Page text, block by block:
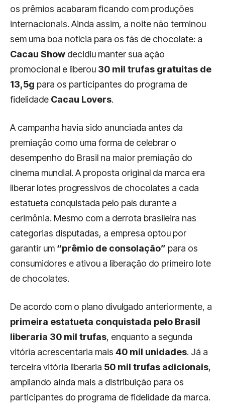
os prêmios acabaram ficando com produções
internacionais. Ainda assim, a noite não terminou
sem uma boa notícia para os fãs de chocolate: a
Cacau Show decidiu manter sua ação
promocional e liberou 30 mil trufas gratuitas de
13,5g para os participantes do programa de
fidelidade Cacau Lovers.
A campanha havia sido anunciada antes da
premiação como uma forma de celebrar o
desempenho do Brasil na maior premiação do
cinema mundial. A proposta original da marca era
liberar lotes progressivos de chocolates a cada
estatueta conquistada pelo país durante a
cerimônia. Mesmo com a derrota brasileira nas
categorias disputadas, a empresa optou por
garantir um “prêmio de consolação” para os
consumidores e ativou a liberação do primeiro lote
de chocolates.
De acordo com o plano divulgado anteriormente, a
primeira estatueta conquistada pelo Brasil
liberaria 30 mil trufas, enquanto a segunda
vitória acrescentaria mais 40 mil unidades. Já a
terceira vitória liberaria 50 mil trufas adicionais,
ampliando ainda mais a distribuição para os
participantes do programa de fidelidade da marca.